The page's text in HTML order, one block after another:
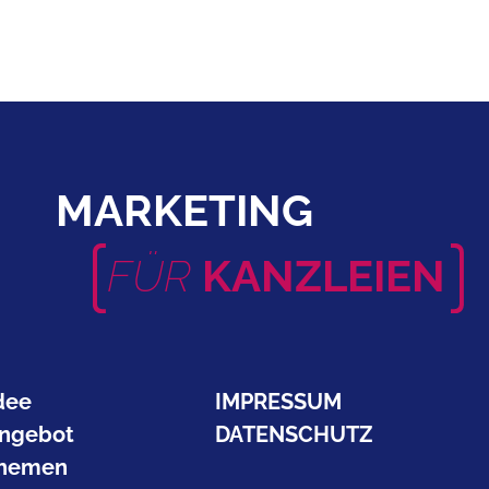
MARKETING
FÜR KANZLEIEN
IMPRESSUM
DATENSCHUTZ